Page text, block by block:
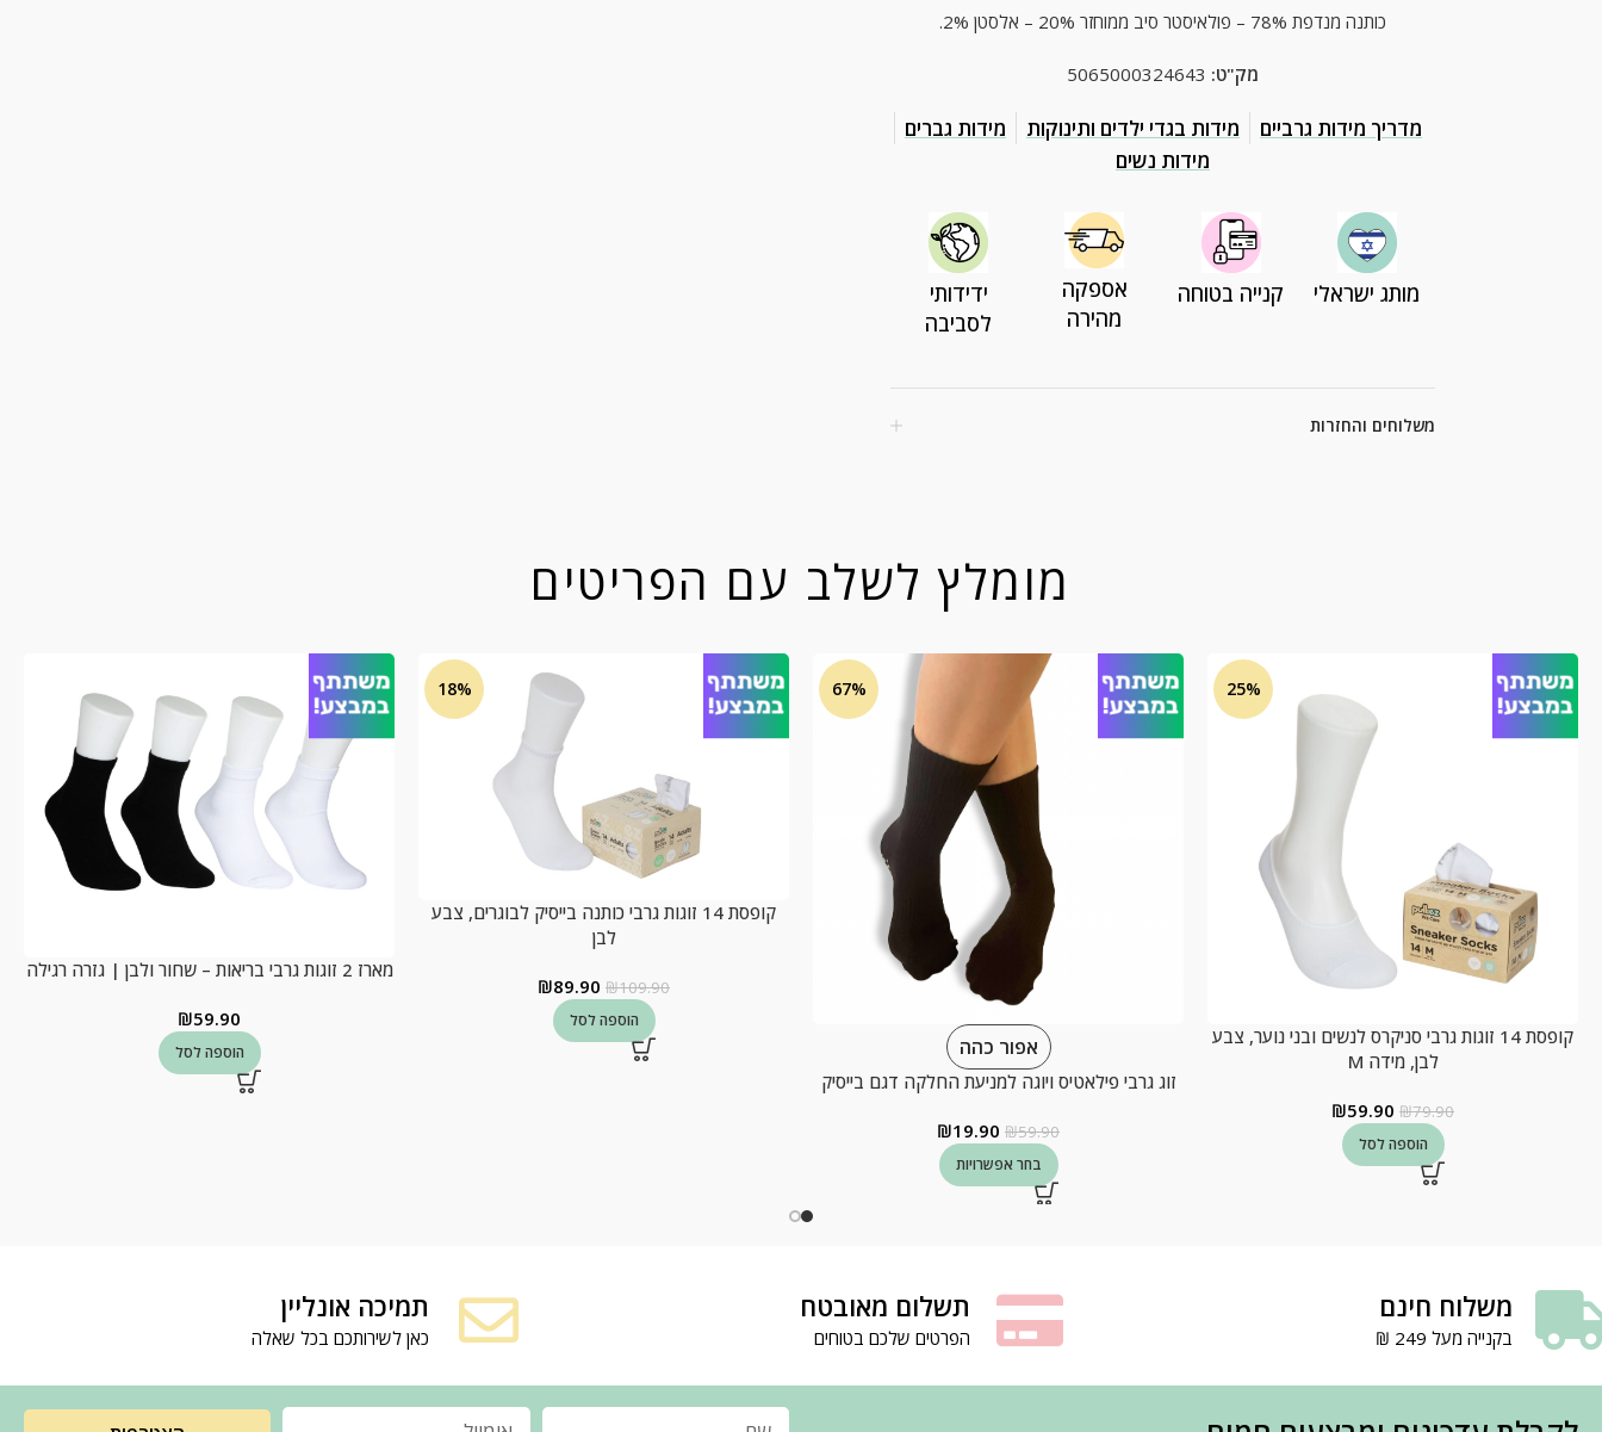
כותנה מנדפת 78% – פולאיסטר סיב ממוחזר 20% – אלסטן 2%.
מק"ט: 5065000324643
מדריך מידות גרביים מידות בגדי ילדים ותינוקות
מידות גברים
מידות נשים
מותג ישראלי קנייה בטוחה
אספקה
מהירה
ידידותי
לסביבה
משלוחים והחזרות
מומלץ לשלב עם הפריטים
25%
קופסת 14 זוגות גרבי סניקרס לנשים ובני נוער, צבע
לבן, מידה M
₪79.90
₪59.90
הוספה לסל
67%
אפור כהה
זוג גרבי פילאטיס ויוגה למניעת החלקה דגם בייסיק
₪59.90
₪19.90
בחר אפשרויות
18%
קופסת 14 זוגות גרבי כותנה בייסיק לבוגרים, צבע
לבן
₪109.90
₪89.90
הוספה לסל
מארז 2 זוגות גרבי בריאות – שחור ולבן | גזרה רגילה
₪59.90
הוספה לסל
משלוח חינם
בקנייה מעל 249 ₪
תשלום מאובטח
הפרטים שלכם בטוחים
תמיכה אונליין
כאן לשירותכם בכל שאלה